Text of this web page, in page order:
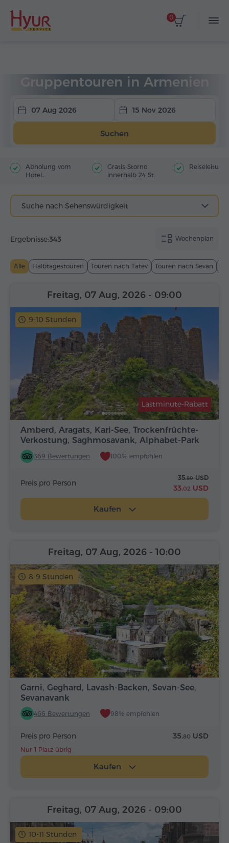
0
Gruppentouren in Armenien
07 Aug 2026 15 Nov 2026
Suchen
Abholung vom
Hotel
Gratis-Storno
innerhalb 24 St.
Reiseleitung
Suche nach Sehenswürdigkeit
Wochenplan
Ergebnisse:343
Alle Halbtagestouren Touren nach Tatev Touren nach Sevan
9-10 Stunden
Amberd, Aragats, Kari-See, Trockenfrüchte-
Verkostung, Saghmosavank, Alphabet-Park
Lastminute-Rabatt
369 Bewertungen 100% empfohlen
Freitag, 07 Aug, 2026 - 09:00
Preis pro Person
35.80USD
33.02 USD
Kaufen
8-9 Stunden
Garni, Geghard, Lavash-Backen, Sevan-See,
Sevanavank
466 Bewertungen 98% empfohlen
Freitag, 07 Aug, 2026 - 10:00
Preis pro Person 35.80 USD
Nur 1 Platz übrig
Kaufen
10-11 Stunden
Freitag, 07 Aug, 2026 - 09:00